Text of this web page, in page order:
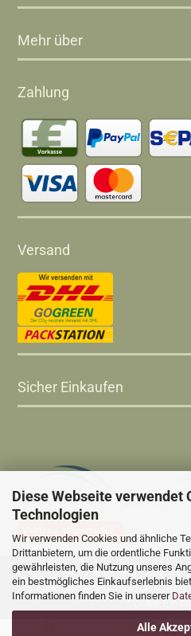
Diese Webseite verwendet
Technologien
Wir verwenden Cookies und ähnliche
Drittanbietern, um die ordentliche
gewährleisten, die Nutzung unseres
ein bestmögliches Einkaufserlebnis
Informationen finden Sie in unserer
Alle
Mehr über
Zahlung
Versand
Sicher Einkaufen
Alle Preise sind inkl.
Online Shopby Gambio.de © 2025
Cookie